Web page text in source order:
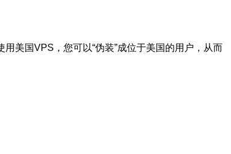
美国VPS，您可以“伪装”成位于美国的用户，从而